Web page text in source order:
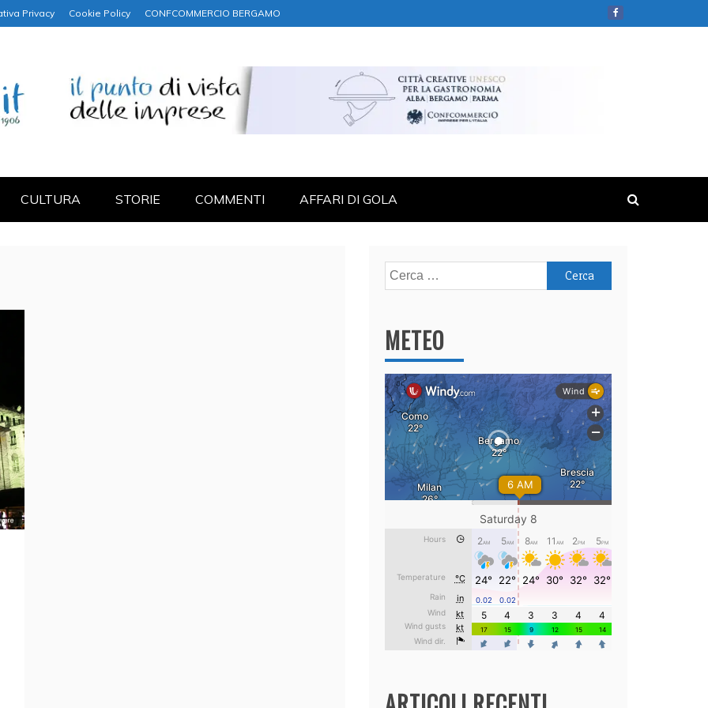
Privacy Cookie Policy CONFCOMMERCIO BERGAMO
CULTURA STORIE COMMENTI AFFARI DI GOLA
Ricerca
per:
METEO